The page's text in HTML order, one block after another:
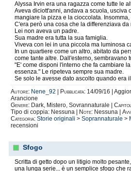
Alyssa Irvin era una ragazza come tutte le
Aveva diciott'anni, andava a scuola, usciva
mangiare la pizza e la cioccolata.
C'era però una cosa che la differenziava
Lei non aveva un padre.
Sua madre era tutta la sua famiglia.
Viveva con lei in una piccola ma luminosa
In un quartiere come un altro, abitato da
come tante altre. Dall'esterno, sembravano
"E' come disponi l'interno che fa cambiare
essenza." Le ripeteva sempre sua madre.
Se solo le avesse dato ascolto quando era
Autore: Nene_92 Pubblicata: 14/09/16 |
Arancione
Genere: Dark, Mistero, Sovrannaturale |
Tipo di coppia: Nessuna |
Note: Nessuna |
Categoria: Storie originali > Soprannaturale >
recensioni
Sfogo
Scritta di getto dopo un litigio molto
una lunga serie... è un semplice sfogo che